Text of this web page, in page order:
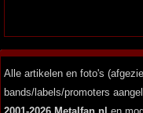
Alle artikelen en foto's
bands/labels/promoters